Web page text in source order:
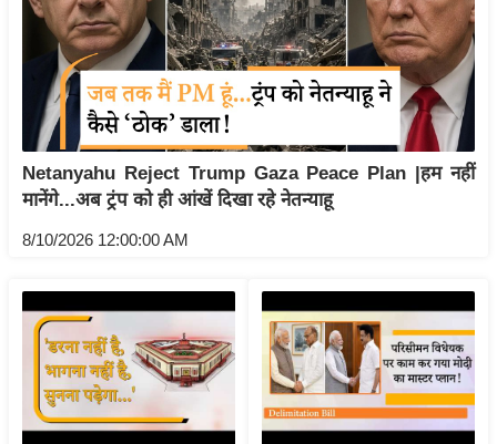
द्यो
ग
त
वि
शे
ज्ञ
रा
ज
Netanyahu Reject Trump Gaza Peace Plan |हम नहीं
मानेंगे...अब ट्रंप को ही आंखें दिखा रहे नेतन्याहू
8/10/2026 12:00:00 AM